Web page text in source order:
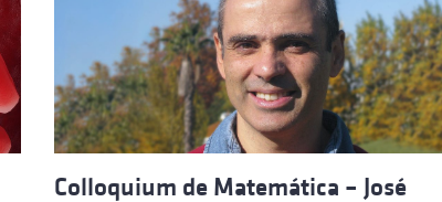
Colloquium de Matemática – José